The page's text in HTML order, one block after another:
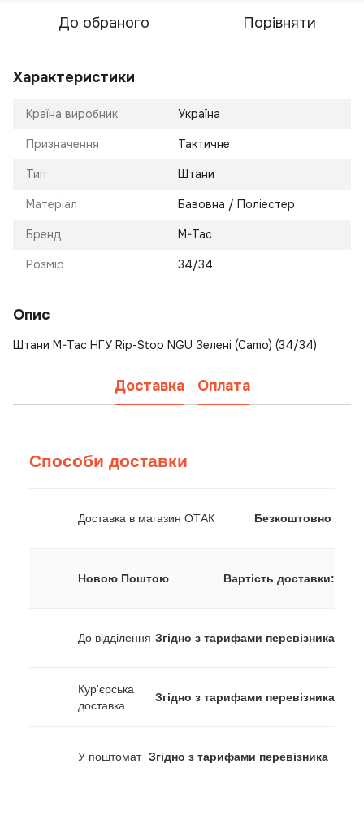
До обраного Порівняти
Характеристики
Країна виробник Україна
Призначення Тактичне
Тип Штани
Матеріал Бавовна / Поліестер
Бренд M-Tac
Розмір 34/34
Опис
Штани M-Tac НГУ Rip-Stop NGU Зелені (Camo) (34/34)
Доставка Оплата
Способи доставки
Доставка в магазин ОТАК Безкоштовно
Новою Поштою Вартість доставки:
До відділення Згідно з тарифами перевізника
Кур'єрська
доставка
Згідно з тарифами перевізника
У поштомат Згідно з тарифами перевізника